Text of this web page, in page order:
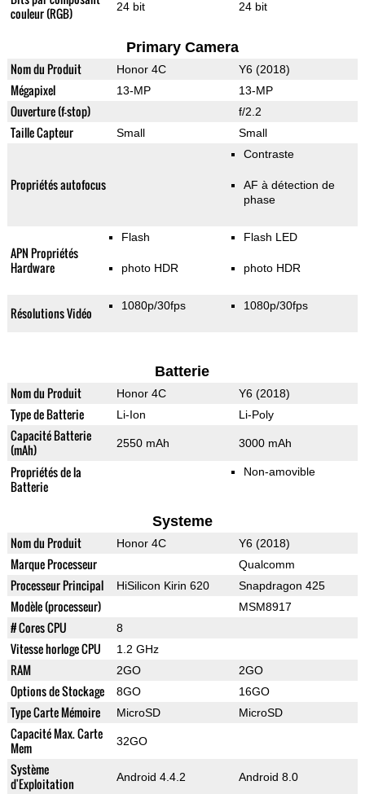
couleur (RGB)
24 bit 24 bit
Primary Camera
Nom du Produit Honor 4C Y6 (2018)
Mégapixel 13-MP 13-MP
Ouverture (f-stop) f/2.2
Taille Capteur Small Small
Propriétés autofocus
Contraste
AF à détection de
phase
APN Propriétés
Hardware
Flash
photo HDR
Flash LED
photo HDR
Résolutions Vidéo 1080p/30fps 1080p/30fps
Batterie
Nom du Produit Honor 4C Y6 (2018)
Type de Batterie Li-Ion Li-Poly
Capacité Batterie
(mAh)
2550 mAh 3000 mAh
Propriétés de la
Batterie
Non-amovible
Systeme
Nom du Produit Honor 4C Y6 (2018)
Marque Processeur Qualcomm
Processeur Principal HiSilicon Kirin 620 Snapdragon 425
Modèle (processeur) MSM8917
# Cores CPU 8
Vitesse horloge CPU 1.2 GHz
RAM 2GO 2GO
Options de Stockage 8GO 16GO
Type Carte Mémoire MicroSD MicroSD
Capacité Max. Carte
Mem
32GO
Système
d'Exploitation
Android 4.4.2 Android 8.0